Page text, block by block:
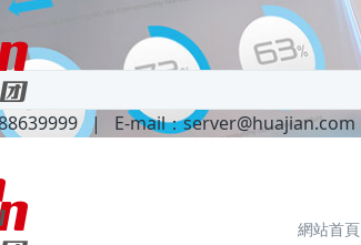
| E-mail：server@huajian.com
網站首頁